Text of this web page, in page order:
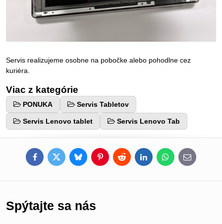
Servis realizujeme osobne na pobočke alebo pohodlne cez
kuriéra.
Viac z kategórie
PONUKA Servis Tabletov
Servis Lenovo tablet Servis Lenovo Tab
FacebookTwitterBlueskyPinterestRedditLinkedInWhatsApp
E-
mail
Spýtajte sa nás